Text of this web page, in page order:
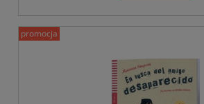
promocja